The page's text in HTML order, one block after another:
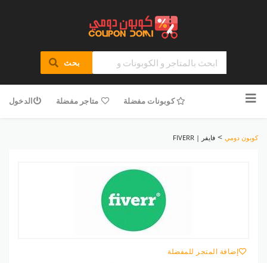
بحث
للمحتوى
كوبونات مفضلة متاجر مفضلة الدخول
كوبون دومي > فايفر | FIVERR
إضافة المتجر للمفضلة